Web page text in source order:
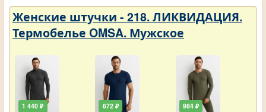
Женские штучки - 218. ЛИКВИДАЦИЯ.
Термобелье OMSA. Мужское
1 440 ₽ 672 ₽ 984 ₽